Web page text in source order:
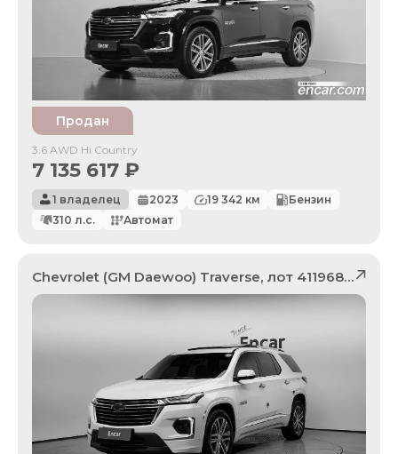
Продан
3.6 AWD Hi Country
7 135 617 ₽
1 владелец 2023 19 342 км
Бензин
310 л.с. Автомат
Chevrolet (GM Daewoo) Traverse, лот 41196897